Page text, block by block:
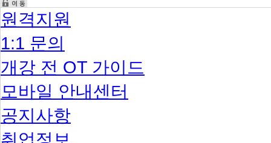
원격지원
1:1 문의
개강 전 OT 가이드
모바일 안내센터
공지사항
취업정보